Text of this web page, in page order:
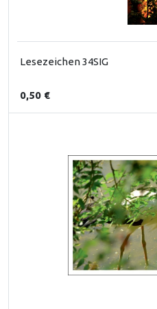
Lesezeichen 34SIG
0,50 €